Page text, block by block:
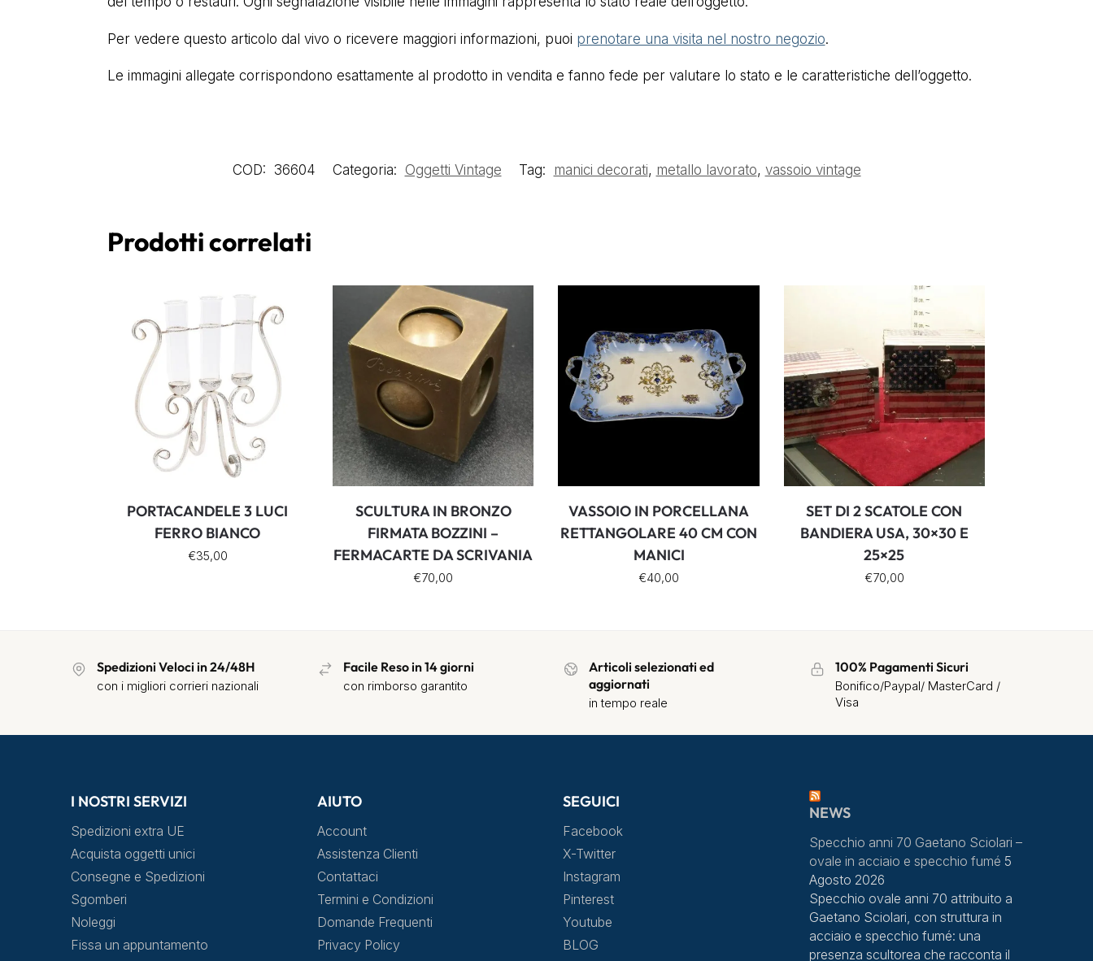
Per vedere questo articolo dal vivo o ricevere maggiori informazioni, puoi prenotare una visita nel nostro negozio.
Le immagini allegate corrispondono esattamente al prodotto in vendita e fanno fede per valutare lo stato e le caratteristiche dell’oggetto.
COD: 36604 Categoria: Oggetti Vintage Tag: manici decorati, metallo lavorato, vassoio vintage
Prodotti correlati
PORTACANDELE 3 LUCI
FERRO BIANCO
€35,00
SCULTURA IN BRONZO
FIRMATA BOZZINI –
FERMACARTE DA SCRIVANIA
€70,00
VASSOIO IN PORCELLANA
RETTANGOLARE 40 CM CON
MANICI
€40,00
SET DI 2 SCATOLE CON
BANDIERA USA, 30×30 E
25×25
€70,00
Spedizioni Veloci in 24/48H
con i migliori corrieri nazionali
Facile Reso in 14 giorni
con rimborso garantito
Articoli selezionati ed
aggiornati
in tempo reale
100% Pagamenti Sicuri
Bonifico/Paypal/ MasterCard /
Visa
I NOSTRI SERVIZI
Spedizioni extra UE
Acquista oggetti unici
Consegne e Spedizioni
Sgomberi
Noleggi
Fissa un appuntamento
AIUTO
Account
Assistenza Clienti
Contattaci
Termini e Condizioni
Domande Frequenti
Privacy Policy
SEGUICI
Facebook
X-Twitter
Instagram
Pinterest
Youtube
BLOG
NEWS
Specchio anni 70 Gaetano Sciolari –
ovale in acciaio e specchio fumé 5
Agosto 2026
Specchio ovale anni 70 attribuito a
Gaetano Sciolari, con struttura in
acciaio e specchio fumé: una
presenza scultorea che racconta il